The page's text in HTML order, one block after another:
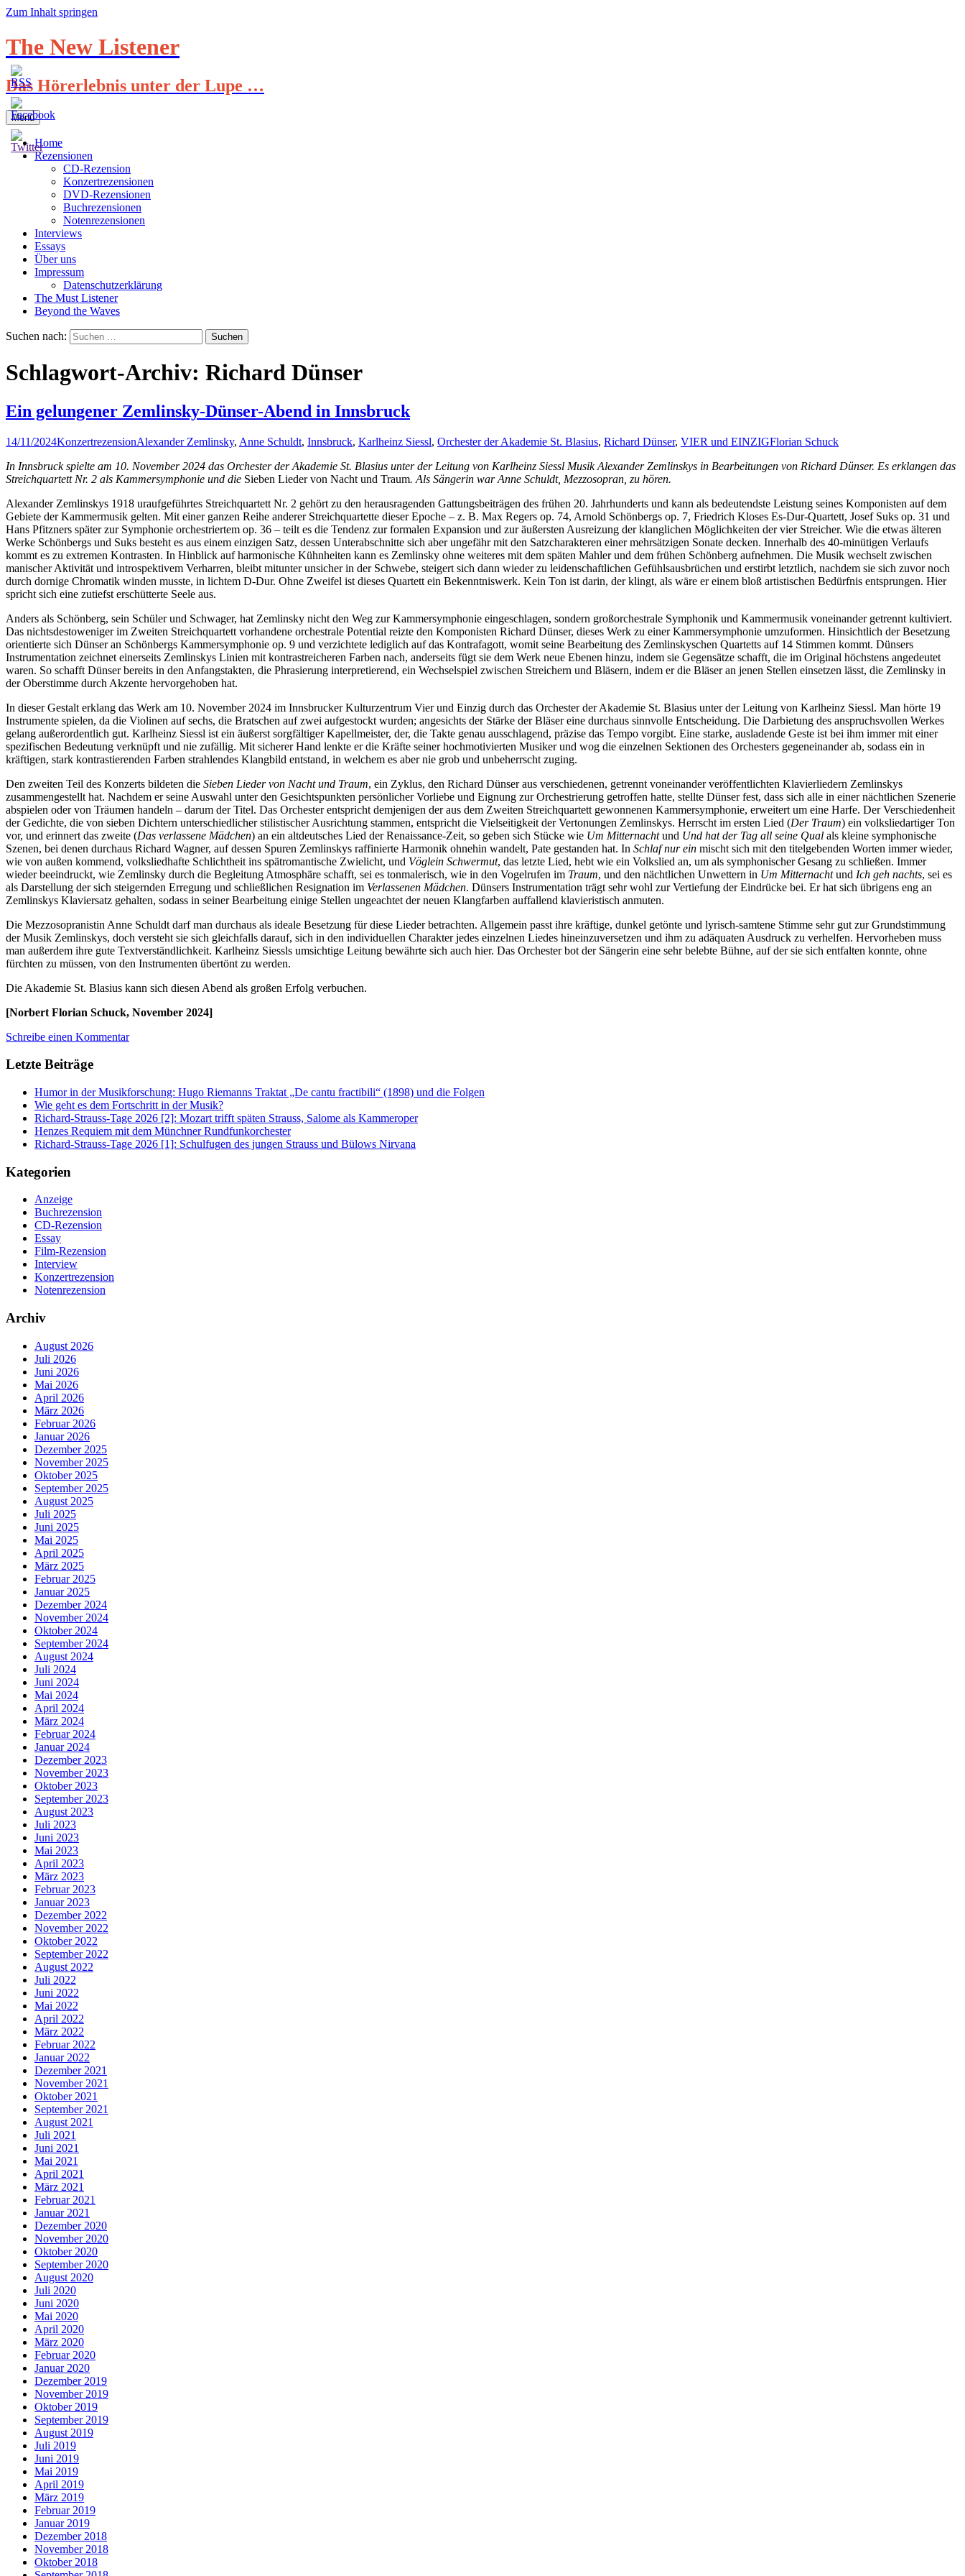
Zum Inhalt springen
The New Listener
Das Hörerlebnis unter der Lupe …
Menü
Home
Rezensionen
CD-Rezension
Konzertrezensionen
DVD-Rezensionen
Buchrezensionen
Notenrezensionen
Interviews
Essays
Über uns
Impressum
Datenschutzerklärung
The Must Listener
Beyond the Waves
Suchen nach:
Schlagwort-Archiv: Richard Dünser
Ein gelungener Zemlinsky-Dünser-Abend in Innsbruck
14/11/2024KonzertrezensionAlexander Zemlinsky, Anne Schuldt, Innsbruck, Karlheinz Siessl, Orchester der Akademie St. Blasius, Richard Dünser, VIER und EINZIGFlorian Schuck
In Innsbruck spielte am 10. November 2024 das Orchester der Akademie St. Blasius unter der Leitung von Karlheinz Siessl Musik Alexander Zemlinskys in Bearbeitungen von Richard Dünser. Es erklangen das
Streichquartett Nr. 2 als Kammersymphonie und die Sieben Lieder von Nacht und Traum. Als Sängerin war Anne Schuldt, Mezzosopran, zu hören.
Alexander Zemlinskys 1918 uraufgeführtes Streichquartett Nr. 2 gehört zu den herausragenden Gattungsbeiträgen des frühen 20. Jahrhunderts und kann als bedeutendste Leistung seines Komponisten auf dem
Gebiete der Kammermusik gelten. Mit einer ganzen Reihe anderer Streichquartette dieser Epoche – z. B. Max Regers op. 74, Arnold Schönbergs op. 7, Friedrich Kloses Es-Dur-Quartett, Josef Suks op. 31 und
Hans Pfitzners später zur Symphonie orchestriertem op. 36 – teilt es die Tendenz zur formalen Expansion und zur äußersten Ausreizung der klanglichen Möglichkeiten der vier Streicher. Wie die etwas älteren
Werke Schönbergs und Suks besteht es aus einem einzigen Satz, dessen Unterabschnitte sich aber ungefähr mit den Satzcharakteren einer mehrsätzigen Sonate decken. Innerhalb des 40-minütigen Verlaufs
kommt es zu extremen Kontrasten. In Hinblick auf harmonische Kühnheiten kann es Zemlinsky ohne weiteres mit dem späten Mahler und dem frühen Schönberg aufnehmen. Die Musik wechselt zwischen
manischer Aktivität und introspektivem Verharren, bleibt mitunter unsicher in der Schwebe, steigert sich dann wieder zu leidenschaftlichen Gefühlsausbrüchen und erstirbt letztlich, nachdem sie sich zuvor noch
durch dornige Chromatik winden musste, in lichtem D-Dur. Ohne Zweifel ist dieses Quartett ein Bekenntniswerk. Kein Ton ist darin, der klingt, als wäre er einem bloß artistischen Bedürfnis entsprungen. Hier
spricht sich eine zutiefst erschütterte Seele aus.
Anders als Schönberg, sein Schüler und Schwager, hat Zemlinsky nicht den Weg zur Kammersymphonie eingeschlagen, sondern großorchestrale Symphonik und Kammermusik voneinander getrennt kultiviert.
Das nichtsdestoweniger im Zweiten Streichquartett vorhandene orchestrale Potential reizte den Komponisten Richard Dünser, dieses Werk zu einer Kammersymphonie umzuformen. Hinsichtlich der Besetzung
orientierte sich Dünser an Schönbergs Kammersymphonie op. 9 und verzichtete lediglich auf das Kontrafagott, womit seine Bearbeitung des Zemlinskyschen Quartetts auf 14 Stimmen kommt. Dünsers
Instrumentation zeichnet einerseits Zemlinskys Linien mit kontrastreicheren Farben nach, anderseits fügt sie dem Werk neue Ebenen hinzu, indem sie Gegensätze schafft, die im Original höchstens angedeutet
waren. So schafft Dünser bereits in den Anfangstakten, die Phrasierung interpretierend, ein Wechselspiel zwischen Streichern und Bläsern, indem er die Bläser an jenen Stellen einsetzen lässt, die Zemlinsky in
der Oberstimme durch Akzente hervorgehoben hat.
In dieser Gestalt erklang das Werk am 10. November 2024 im Innsbrucker Kulturzentrum Vier und Einzig durch das Orchester der Akademie St. Blasius unter der Leitung von Karlheinz Siessl. Man hörte 19
Instrumente spielen, da die Violinen auf sechs, die Bratschen auf zwei aufgestockt wurden; angesichts der Stärke der Bläser eine durchaus sinnvolle Entscheidung. Die Darbietung des anspruchsvollen Werkes
gelang außerordentlich gut. Karlheinz Siessl ist ein äußerst sorgfältiger Kapellmeister, der, die Takte genau ausschlagend, präzise das Tempo vorgibt. Eine starke, ausladende Geste ist bei ihm immer mit einer
spezifischen Bedeutung verknüpft und nie zufällig. Mit sicherer Hand lenkte er die Kräfte seiner hochmotivierten Musiker und wog die einzelnen Sektionen des Orchesters gegeneinander ab, sodass ein in
kräftigen, stark kontrastierenden Farben strahlendes Klangbild entstand, in welchem es aber nie grob und unbeherrscht zuging.
Den zweiten Teil des Konzerts bildeten die Sieben Lieder von Nacht und Traum, ein Zyklus, den Richard Dünser aus verschiedenen, getrennt voneinander veröffentlichten Klavierliedern Zemlinskys
zusammengestellt hat. Nachdem er seine Auswahl unter den Gesichtspunkten persönlicher Vorliebe und Eignung zur Orchestrierung getroffen hatte, stellte Dünser fest, dass sich alle in einer nächtlichen Szenerie
abspielen oder von Träumen handeln – darum der Titel. Das Orchester entspricht demjenigen der aus dem Zweiten Streichquartett gewonnenen Kammersymphonie, erweitert um eine Harfe. Der Verschiedenheit
der Gedichte, die von sieben Dichtern unterschiedlicher stilistischer Ausrichtung stammen, entspricht die Vielseitigkeit der Vertonungen Zemlinskys. Herrscht im ersten Lied (Der Traum) ein volksliedartiger Ton
vor, und erinnert das zweite (Das verlassene Mädchen) an ein altdeutsches Lied der Renaissance-Zeit, so geben sich Stücke wie Um Mitternachtund Und hat der Tag all seine Qual als kleine symphonische
Szenen, bei denen durchaus Richard Wagner, auf dessen Spuren Zemlinskys raffinierte Harmonik ohnehin wandelt, Pate gestanden hat. In Schlaf nur ein mischt sich mit den titelgebenden Worten immer wieder,
wie von außen kommend, volksliedhafte Schlichtheit ins spätromantische Zwielicht, und Vöglein Schwermut, das letzte Lied, hebt wie ein Volkslied an, um als symphonischer Gesang zu schließen. Immer
wieder beeindruckt, wie Zemlinsky durch die Begleitung Atmosphäre schafft, sei es tonmalerisch, wie in den Vogelrufen im Traum, und den nächtlichen Unwettern in Um Mitternachtund Ich geh nachts, sei es
als Darstellung der sich steigernden Erregung und schließlichen Resignation im Verlassenen Mädchen. Dünsers Instrumentation trägt sehr wohl zur Vertiefung der Eindrücke bei. Er hat sich übrigens eng an
Zemlinskys Klaviersatz gehalten, sodass in seiner Bearbeitung einige Stellen ungeachtet der neuen Klangfarben auffallend klavieristisch anmuten.
Die Mezzosopranistin Anne Schuldt darf man durchaus als ideale Besetzung für diese Lieder betrachten. Allgemein passt ihre kräftige, dunkel getönte und lyrisch-samtene Stimme sehr gut zur Grundstimmung
der Musik Zemlinskys, doch versteht sie sich gleichfalls darauf, sich in den individuellen Charakter jedes einzelnen Liedes hineinzuversetzen und ihm zu adäquaten Ausdruck zu verhelfen. Hervorheben muss
man außerdem ihre gute Textverständlichkeit. Karlheinz Siessls umsichtige Leitung bewährte sich auch hier. Das Orchester bot der Sängerin eine sehr belebte Bühne, auf der sie sich entfalten konnte, ohne
fürchten zu müssen, von den Instrumenten übertönt zu werden.
Die Akademie St. Blasius kann sich diesen Abend als großen Erfolg verbuchen.
[Norbert Florian Schuck, November 2024]
Schreibe einen Kommentar
Letzte Beiträge
Humor in der Musikforschung: Hugo Riemanns Traktat „De cantu fractibili“ (1898) und die Folgen
Wie geht es dem Fortschritt in der Musik?
Richard-Strauss-Tage 2026 [2]: Mozart trifft späten Strauss, Salome als Kammeroper
Henzes Requiem mit dem Münchner Rundfunkorchester
Richard-Strauss-Tage 2026 [1]: Schulfugen des jungen Strauss und Bülows Nirvana
Kategorien
Anzeige
Buchrezension
CD-Rezension
Essay
Film-Rezension
Interview
Konzertrezension
Notenrezension
Archiv
August 2026
Juli 2026
Juni 2026
Mai 2026
April 2026
März 2026
Februar 2026
Januar 2026
Dezember 2025
November 2025
Oktober 2025
September 2025
August 2025
Juli 2025
Juni 2025
Mai 2025
April 2025
März 2025
Februar 2025
Januar 2025
Dezember 2024
November 2024
Oktober 2024
September 2024
August 2024
Juli 2024
Juni 2024
Mai 2024
April 2024
März 2024
Februar 2024
Januar 2024
Dezember 2023
November 2023
Oktober 2023
September 2023
August 2023
Juli 2023
Juni 2023
Mai 2023
April 2023
März 2023
Februar 2023
Januar 2023
Dezember 2022
November 2022
Oktober 2022
September 2022
August 2022
Juli 2022
Juni 2022
Mai 2022
April 2022
März 2022
Februar 2022
Januar 2022
Dezember 2021
November 2021
Oktober 2021
September 2021
August 2021
Juli 2021
Juni 2021
Mai 2021
April 2021
März 2021
Februar 2021
Januar 2021
Dezember 2020
November 2020
Oktober 2020
September 2020
August 2020
Juli 2020
Juni 2020
Mai 2020
April 2020
März 2020
Februar 2020
Januar 2020
Dezember 2019
November 2019
Oktober 2019
September 2019
August 2019
Juli 2019
Juni 2019
Mai 2019
April 2019
März 2019
Februar 2019
Januar 2019
Dezember 2018
November 2018
Oktober 2018